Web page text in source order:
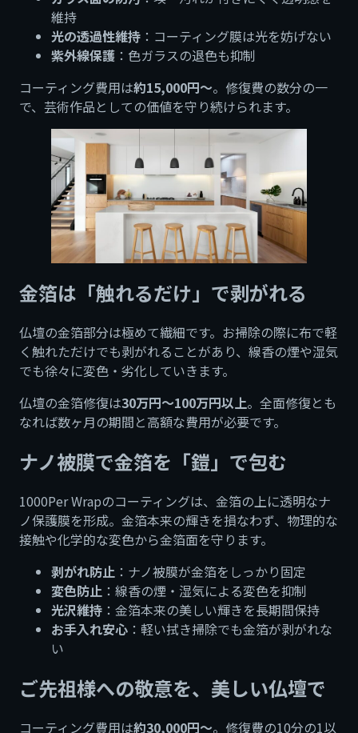
維持
光の透過性維持 ：コーティング膜は光を妨げない
紫外線保護 ：色ガラスの退色も抑制
コーティング費用は約15,000円〜。修復費の数分の一
で、芸術作品としての価値を守り続けられます。
金箔は「触れるだけ」で剥がれる
仏壇の金箔部分は極めて繊細です。お掃除の際に布で軽
く触れただけでも剥がれることがあり、線香の煙や湿気
でも徐々に変色・劣化していきます。
仏壇の金箔修復は30万円〜100万円以上。全面修復とも
なれば数ヶ月の期間と高額な費用が必要です。
ナノ被膜で金箔を「鎧」で包む
1000Per Wrapのコーティングは、金箔の上に透明なナ
ノ保護膜を形成。金箔本来の輝きを損なわず、物理的な
接触や化学的な変色から金箔面を守ります。
剥がれ防止 ：ナノ被膜が金箔をしっかり固定
変色防止 ：線香の煙・湿気による変色を抑制
光沢維持 ：金箔本来の美しい輝きを長期間保持
お手入れ安心 ：軽い拭き掃除でも金箔が剥がれな
い
ご先祖様への敬意を、美しい仏壇で
コーティング費用は約30,000円〜。修復費の10分の1以